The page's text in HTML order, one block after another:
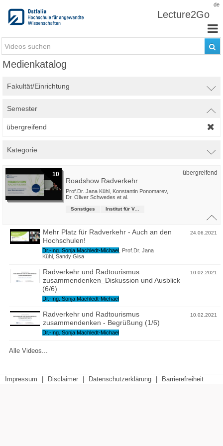
de
Lecture2Go
Medienkatalog
Fakultät/Einrichtung
Semester
übergreifend
Kategorie
10 übergreifend
Roadshow Radverkehr
Prof.Dr. Jana Kühl Konstantin Ponomarev,
Dr. Oliver Schwedes et al.
Sonstiges Institut für Verkehrsmanagement
24.06.2021
Mehr Platz für Radverkehr - Auch an den
Hochschulen!
Dr.-Ing. Sonja Machledt-Michael
Prof.Dr. Jana
Kühl
Sandy Gisa
10.02.2021
Radverkehr und Radtourismus
zusammendenken_Diskussion und Ausblick
(6/6)
Dr.-Ing. Sonja Machledt-Michael
10.02.2021
Radverkehr und Radtourismus
zusammendenken - Begrüßung (1/6)
Dr.-Ing. Sonja Machledt-Michael
Alle Videos...
Impressum Disclaimer Datenschutzerklärung Barrierefreiheit